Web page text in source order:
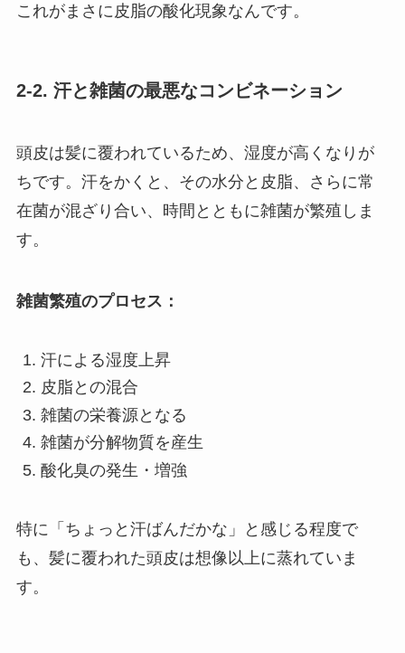
これがまさに皮脂の酸化現象なんです。
2-2. 汗と雑菌の最悪なコンビネーション
頭皮は髪に覆われているため、湿度が高くなりが
ちです。汗をかくと、その水分と皮脂、さらに常
在菌が混ざり合い、時間とともに雑菌が繁殖しま
す。
雑菌繁殖のプロセス：
汗による湿度上昇
皮脂との混合
雑菌の栄養源となる
雑菌が分解物質を産生
酸化臭の発生・増強
特に「ちょっと汗ばんだかな」と感じる程度で
も、髪に覆われた頭皮は想像以上に蒸れていま
す。